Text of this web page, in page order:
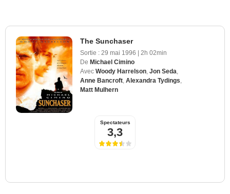
The Sunchaser
Sortie : 29 mai 1996 | 2h 02min
De Michael Cimino
Avec Woody Harrelson Jon Seda
Anne Bancroft Alexandra Tydings
Matt Mulhern
Spectateurs
3,3